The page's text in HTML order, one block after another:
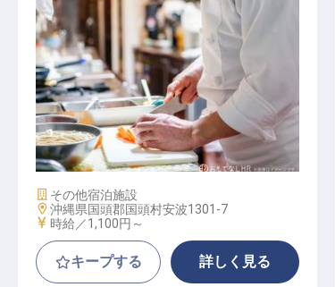
キッチンスタッフ
施設業態
その他宿泊施設
勤務地
沖縄県国頭郡国頭村安波1301-7
給与
時給／1,100円～
キープする 詳しく見る